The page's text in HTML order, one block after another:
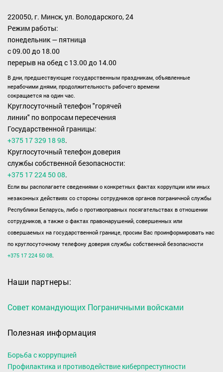
220050, г. Минск, ул. Володарского, 24
Режим работы:
понедельник — пятница
с 09.00 до 18.00
перерыв на обед с 13.00 до 14.00
В дни, предшествующие государственным праздникам, объявленные
нерабочими днями, продолжительность рабочего времени
сокращается на один час.
Круглосуточный телефон "горячей
линии" по вопросам пересечения
Государственной границы:
+375 17 329 18 98.
Круглосуточный телефон доверия
службы собственной безопасности:
+375 17 224 50 08.
Если вы располагаете сведениями о конкретных фактах коррупции или иных
незаконных действиях со стороны сотрудников органов пограничной службы
Республики Беларусь, либо о противоправных посягательствах в отношении
сотрудников, а также о фактах правонарушений, совершенных или
совершаемых на государственной границе, просим Вас проинформировать нас
по круглосуточному телефону доверия службы собственной безопасности
+375 17 224 50 08.
Наши партнеры:
Совет командующих Пограничными войсками
Полезная информация
Борьба с коррупцией
Профилактика и противодействие киберпреступности